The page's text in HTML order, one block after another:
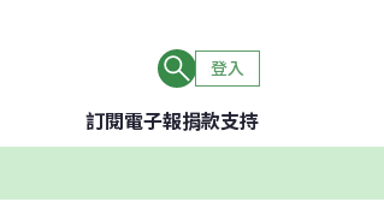
登入
訂閱電子報捐款支持